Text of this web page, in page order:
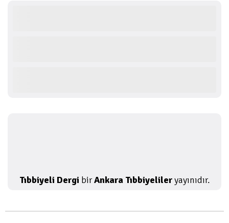
Tıbbiyeli Dergi birAnkara Tıbbiyelileryayınıdır.